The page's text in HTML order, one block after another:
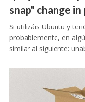
snap" change in
Si utilizáis Ubuntu y
probablemente, en
similar al siguiente: